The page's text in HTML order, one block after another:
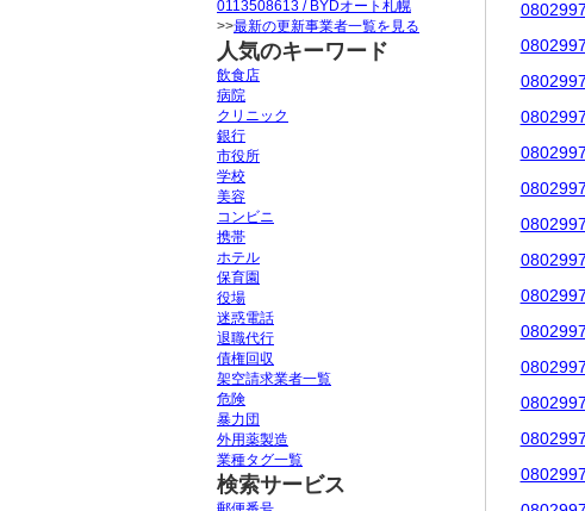
0113508613 / BYDオート札幌
>>最新の更新事業者一覧を見る
人気のキーワード
飲食店
病院
クリニック
銀行
市役所
学校
美容
コンビニ
携帯
ホテル
保育園
役場
迷惑電話
退職代行
債権回収
架空請求業者一覧
危険
暴力団
外用薬製造
業種タグ一覧
検索サービス